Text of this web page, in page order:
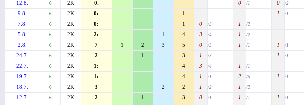
12.8.
6 2K 0. 0 /1 0 /2
9.8.
6 2K 0: 1 1 /1
7.8.
6 2K 0: 1 0 /3 1 /2
5.8.
6 2K 2: 1 4 3 /4 1 /2
2.8.
6 2K 7 1 2 3 5 0 /3 1 /1 1 /1
24.7.
6 2K 2 1 3 1 /3 1 /1
22.7.
6 2K 1: 4 3 /4 1 /1
19.7.
6 2K 1: 4 1 /1 2 /5 1 /1
18.7.
6 2K 3 2 2 1 /2 1 /2
12.7.
6 2K 2 1 3 0 /1 1 /1 1 /1